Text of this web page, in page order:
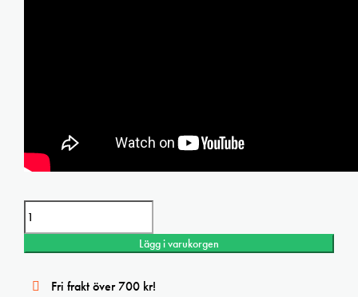
Lägg i varukorgen
Fri frakt över 700 kr!